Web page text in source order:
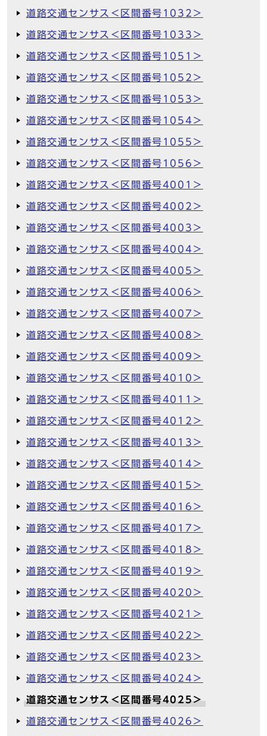
道路交通センサス＜区間番号1032＞
道路交通センサス＜区間番号1033＞
道路交通センサス＜区間番号1051＞
道路交通センサス＜区間番号1052＞
道路交通センサス＜区間番号1053＞
道路交通センサス＜区間番号1054＞
道路交通センサス＜区間番号1055＞
道路交通センサス＜区間番号1056＞
道路交通センサス＜区間番号4001＞
道路交通センサス＜区間番号4002＞
道路交通センサス＜区間番号4003＞
道路交通センサス＜区間番号4004＞
道路交通センサス＜区間番号4005＞
道路交通センサス＜区間番号4006＞
道路交通センサス＜区間番号4007＞
道路交通センサス＜区間番号4008＞
道路交通センサス＜区間番号4009＞
道路交通センサス＜区間番号4010＞
道路交通センサス＜区間番号4011＞
道路交通センサス＜区間番号4012＞
道路交通センサス＜区間番号4013＞
道路交通センサス＜区間番号4014＞
道路交通センサス＜区間番号4015＞
道路交通センサス＜区間番号4016＞
道路交通センサス＜区間番号4017＞
道路交通センサス＜区間番号4018＞
道路交通センサス＜区間番号4019＞
道路交通センサス＜区間番号4020＞
道路交通センサス＜区間番号4021＞
道路交通センサス＜区間番号4022＞
道路交通センサス＜区間番号4023＞
道路交通センサス＜区間番号4024＞
道路交通センサス＜区間番号4025＞
道路交通センサス＜区間番号4026＞